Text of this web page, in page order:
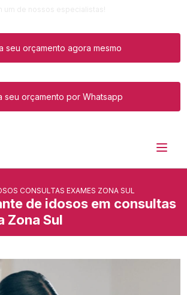
seu orçamento agora mesmo
seu orçamento por Whatsapp
CONSULTAS EXAMES ZONA SUL
de idosos em consultas
Zona Sul